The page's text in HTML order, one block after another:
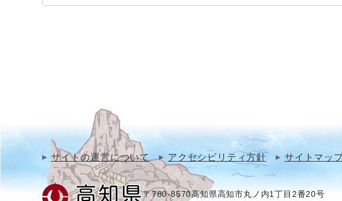
サイトの運営について アクセシビリティ方針 サイトマッ
〒780-8570高知県高知市丸ノ内1丁目2番20号